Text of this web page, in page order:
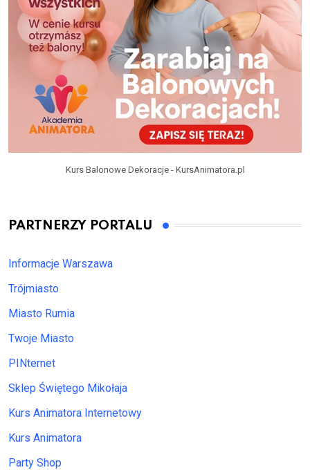
Kurs Balonowe Dekoracje - KursAnimatora.pl
PARTNERZY PORTALU
Informacje Warszawa
Trójmiasto
Miasto Rumia
Twoje Miasto
PINternet
Sklep Świętego Mikołaja
Kurs Animatora Internetowy
Kurs Animatora
Party Shop